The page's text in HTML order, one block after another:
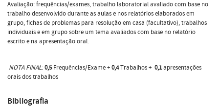
Avaliação: frequências/exames, trabalho laboratorial avaliado com base no
trabalho desenvolvido durante as aulas e nos relatórios elaborados em
grupo, fichas de problemas para resolução em casa (facultativo), trabalhos
individuais e em grupo sobre um tema avaliados com base no relatório
escrito e na apresentação oral.
NOTA FINAL:0,5Frequências/Exame +0,4Trabalhos + 0,1apresentações
orais dos trabalhos
Bibliografia